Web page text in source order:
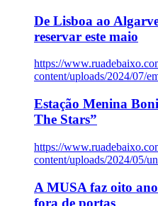
De Lisboa ao
reservar este maio
https://
content/uploads/2024/07/
Estação Menina
The Stars”
https://
content/uploads/2024/05/
A MUSA faz oito
fora de portas